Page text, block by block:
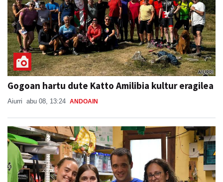
Gogoan hartu dute Katto Amilibia kultur eragilea
Aiurri abu 08, 13:24 ANDOAIN